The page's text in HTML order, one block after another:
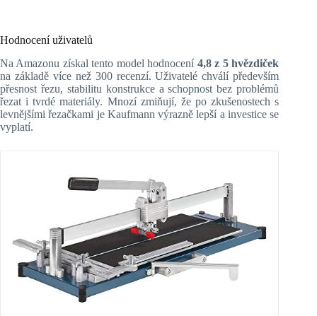
Hodnocení uživatelů
Na Amazonu získal tento model hodnocení 4,8 z 5 hvězdiček
na základě více než 300 recenzí. Uživatelé chválí především
přesnost řezu, stabilitu konstrukce a schopnost bez problémů
řezat i tvrdé materiály. Mnozí zmiňují, že po zkušenostech s
levnějšími řezačkami je Kaufmann výrazně lepší a investice se
vyplatí.